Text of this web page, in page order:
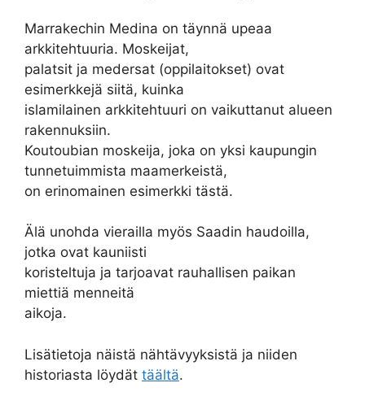
Marrakechin Medina on täynnä upeaa
arkkitehtuuria. Moskeijat,
palatsit ja medersat (oppilaitokset) ovat
esimerkkejä siitä, kuinka
islamilainen arkkitehtuuri on vaikuttanut alueen
rakennuksiin.
Koutoubian moskeija, joka on yksi kaupungin
tunnetuimmista maamerkeistä,
on erinomainen esimerkki tästä.
Älä unohda vierailla myös Saadin haudoilla,
jotka ovat kauniisti
koristeltuja ja tarjoavat rauhallisen paikan
miettiä menneitä
aikoja.
Lisätietoja näistä nähtävyyksistä ja niiden
historiasta löydät täältä.